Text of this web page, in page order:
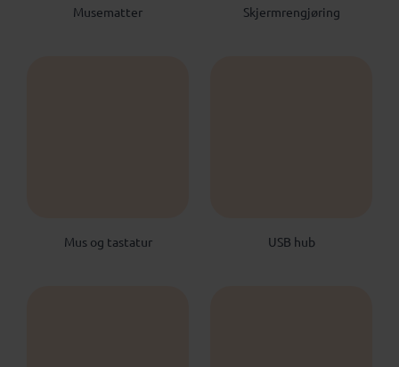
Musematter Skjermrengjøring
Mus og tastatur USB hub